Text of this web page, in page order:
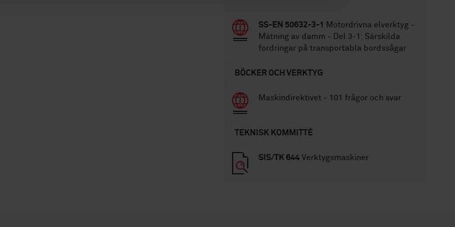
SS-EN 50632-3-1
Motordrivna elverktyg -
Mätning av damm - Del 3-1: Särskilda
fordringar på transportabla bordssågar
BÖCKER OCH VERKTYG
Maskindirektivet - 101 frågor och svar
TEKNISK KOMMITTÉ
SIS/TK 644 Verktygsmaskiner